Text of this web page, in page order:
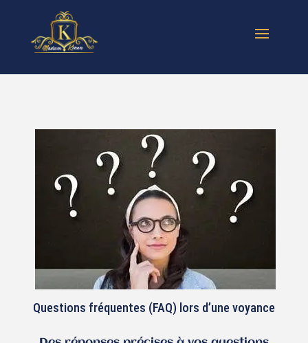
Questions fréquentes (FAQ) lors d’une voyance